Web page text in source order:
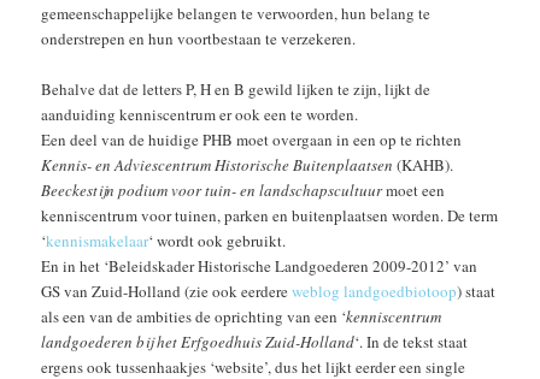
gemeenschappelijke belangen te verwoorden, hun belang te
onderstrepen en hun voortbestaan te verzekeren.
Behalve dat de letters P, H en B gewild lijken te zijn, lijkt de
aanduiding kenniscentrum er ook een te worden.
Een deel van de huidige PHB moet overgaan in een op te richten
Kennis- en Adviescentrum Historische Buitenplaatsen (KAHB).
Beeckestijn podium voor tuin- en landschapscultuurmoet een
kenniscentrum voor tuinen, parken en buitenplaatsen worden. De term
‘kennismakelaar‘ wordt ook gebruikt.
En in het ‘Beleidskader Historische Landgoederen 2009-2012’ van
GS van Zuid-Holland (zie ook eerdereweblog landgoedbiotoop) staat
als een van de ambities de oprichting van een ‘kenniscentrum
landgoederen bij het Erfgoedhuis Zuid-Holland‘. In de tekst staat
ergens ook tussenhaakjes ‘website’, dus het lijkt eerder een single